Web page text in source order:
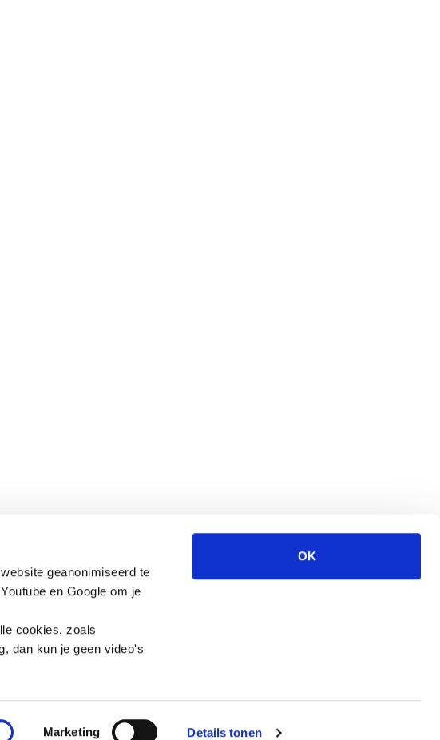
geanonimiseerd te
en Google om je
cookies, zoals
dan kun je geen video's
Marketing Details tonen
OK
Wegwijzer Jeugd en Veiligheid is een website